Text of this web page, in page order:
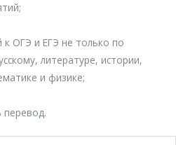
ОГЭ и ЕГЭ не только по
литературе, истории,
и физике;
перевод.